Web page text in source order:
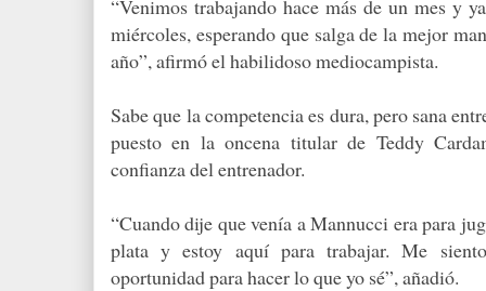
“Venimos trabajando hace más de un mes y
miércoles, esperando que salga de la mejor
año”, afirmó el habilidoso mediocampista.
Sabe que la competencia es dura, pero sana
puesto en la oncena titular de Teddy
confianza del entrenador.
“Cuando dije que venía a Mannucci era para
plata y estoy aquí para trabajar. Me
oportunidad para hacer lo que yo sé”, añadió.